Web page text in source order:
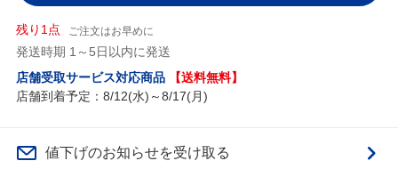
残り1点 ご注文はお早めに
発送時期 1～5日以内に発送
店舗受取サービス対応商品
【送料無料】
店舗到着予定：8/12(水)～8/17(月)
値下げのお知らせを受け取る